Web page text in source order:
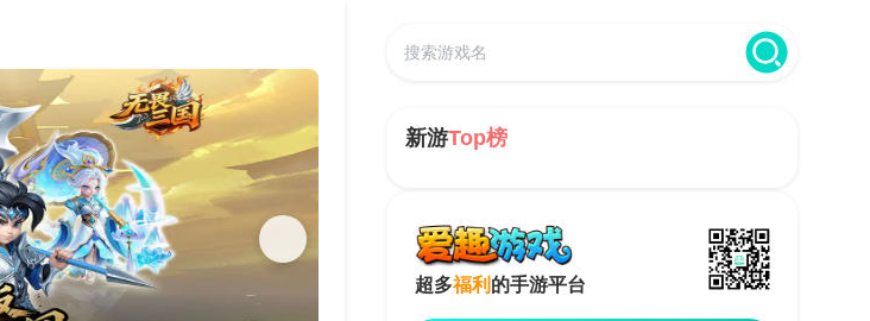
新游Top榜
超多福利 的手游平台